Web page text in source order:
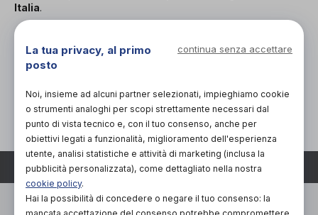
Italia.
Nazioni coperte dal servizio
società E-Courier può essere effettuata esclusivamente nel
territorio italiano.
TORNA SU
La tua privacy, al primo
posto
continua senza accettare
Noi, insieme ad alcuni partner selezionati, impieghiamo cookie
o strumenti analoghi per scopi strettamente necessari dal
punto di vista tecnico e, con il tuo consenso, anche per
obiettivi legati a funzionalità, miglioramento dell'esperienza
utente, analisi statistiche e attività di marketing (inclusa la
pubblicità personalizzata), come dettagliato nella nostra
cookie policy.
Hai la possibilità di concedere o negare il tuo consenso: la